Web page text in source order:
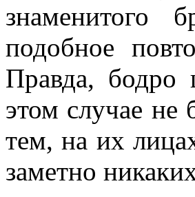
знаменитого
подобное
Правда,
этом случае
тем, на их
заметно